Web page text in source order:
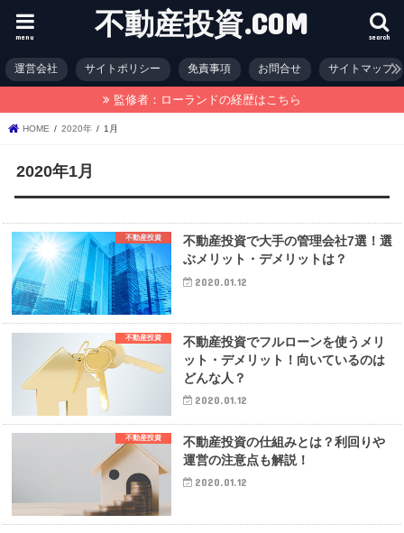
不動産投資.COM search
menu
運営会社 サイトポリシー 免責事項 お問合せ サイトマップ
監修者：ローランドの経歴はこちら
HOME 2020年 1月
2020年1月
不動産投資
不動産投資で大手の管理会社7選！選
ぶメリット・デメリットは？
2020.01.12
不動産投資
不動産投資でフルローンを使うメリ
ット・デメリット！向いているのは
どんな人？
2020.01.12
不動産投資
不動産投資の仕組みとは？利回りや
運営の注意点も解説！
2020.01.12